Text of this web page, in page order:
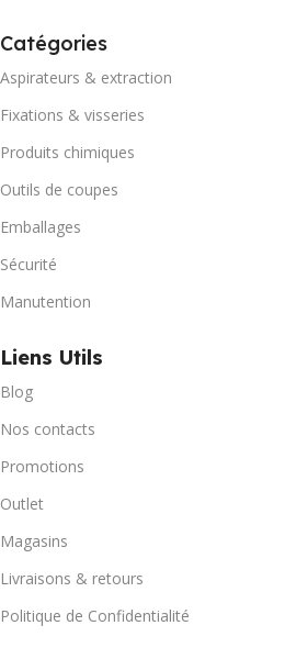
Catégories
Aspirateurs & extraction
Fixations & visseries
Produits chimiques
Outils de coupes
Emballages
Sécurité
Manutention
Liens Utils
Blog
Nos contacts
Promotions
Outlet
Magasins
Livraisons & retours
Politique de Confidentialité